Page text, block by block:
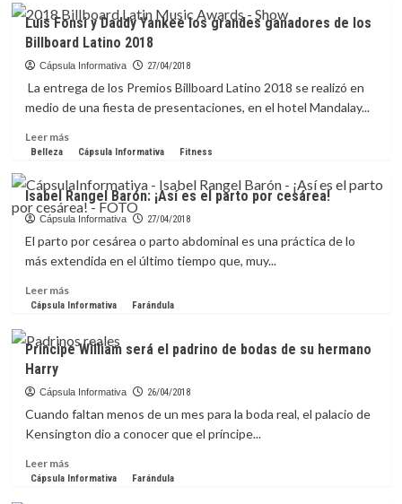
influencer
en
“The
American
Nombre
del
tercer
hijo
los
Duques
Cambridge
Luis
Arturo
Carlos
Luis Fonsi y Daddy Yankee los grandes ganadores de los
Billboard Latino 2018
Cápsula Informativa 27/04/2018
La entrega de los Premios Billboard Latino 2018 se realizó en
medio de una fiesta de presentaciones, en el hotel Mandalay...
Leer másLeer
más
Luis
Fonsi
y
Daddy
Yankee
grandes
ganadores
los
Billboard
2018
Belleza Cápsula Informativa Fitness
Isabel Rangel Barón: ¡Así es el parto por cesárea!
Cápsula Informativa 27/04/2018
El parto por cesárea o parto abdominal es una práctica de lo
más extendida en el último tiempo que, muy...
Leer másLeer
más
Isabel
Rangel
¡Así
es
parto
cesárea!
Cápsula Informativa Farándula
Príncipe William será el padrino de bodas de su hermano
Harry
Cápsula Informativa 26/04/2018
Cuando faltan menos de un mes para la boda real, el palacio de
Kensington dio a conocer que el príncipe...
Leer másLeer
más
Cápsula Informativa Farándula